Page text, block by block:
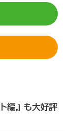
編』も大好評